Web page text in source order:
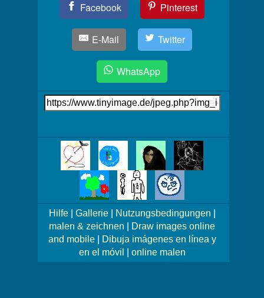
Facebook Pinterest
E-Mail Twitter
WhatsApp
Link
auf's
Bilder!
Hilfe| Gallerie| Nutzungsbedingungen
malen & zeichnen
Draw images online
and mobile|
Dibuja imágenes en línea y
en el móvil
online malen